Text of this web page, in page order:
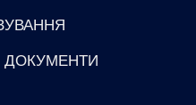
ДОКУМЕНТИ